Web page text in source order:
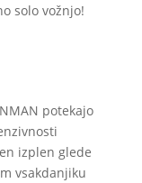
solo vožnjo!
potekajo
izplen glede
vsakdanjiku